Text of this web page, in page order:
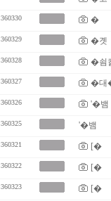
360330 �
360329 �곗
360328 �쇰
360327 �대
360326 '�뱀
360325 '�뱀
360321 [�
360322 [�
360323 [�